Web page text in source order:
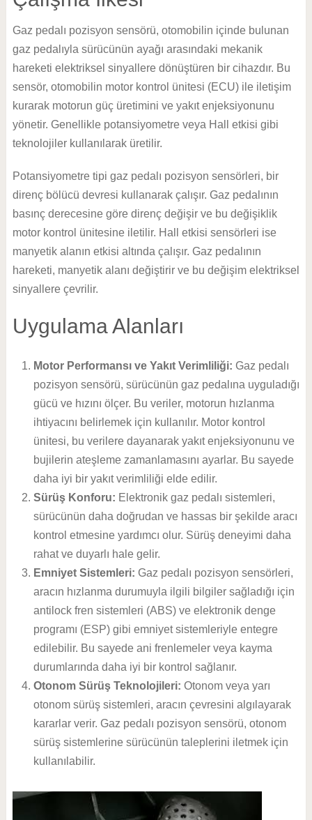
Gaz pedalı pozisyon sensörü, otomobilin içinde bulunan
gaz pedalıyla sürücünün ayağı arasındaki mekanik
hareketi elektriksel sinyallere dönüştüren bir cihazdır. Bu
sensör, otomobilin motor kontrol ünitesi (ECU) ile iletişim
kurarak motorun güç üretimini ve yakıt enjeksiyonunu
yönetir. Genellikle potansiyometre veya Hall etkisi gibi
teknolojiler kullanılarak üretilir.
Potansiyometre tipi gaz pedalı pozisyon sensörleri, bir
direnç bölücü devresi kullanarak çalışır. Gaz pedalının
basınç derecesine göre direnç değişir ve bu değişiklik
motor kontrol ünitesine iletilir. Hall etkisi sensörleri ise
manyetik alanın etkisi altında çalışır. Gaz pedalının
hareketi, manyetik alanı değiştirir ve bu değişim elektriksel
sinyallere çevrilir.
Uygulama Alanları
Motor Performansı ve Yakıt Verimliliği: Gaz pedalı
pozisyon sensörü, sürücünün gaz pedalına uyguladığı
gücü ve hızını ölçer. Bu veriler, motorun hızlanma
ihtiyacını belirlemek için kullanılır. Motor kontrol
ünitesi, bu verilere dayanarak yakıt enjeksiyonunu ve
bujilerin ateşleme zamanlamasını ayarlar. Bu sayede
daha iyi bir yakıt verimliliği elde edilir.
Sürüş Konforu: Elektronik gaz pedalı sistemleri,
sürücünün daha doğrudan ve hassas bir şekilde aracı
kontrol etmesine yardımcı olur. Sürüş deneyimi daha
rahat ve duyarlı hale gelir.
Emniyet Sistemleri: Gaz pedalı pozisyon sensörleri,
aracın hızlanma durumuyla ilgili bilgiler sağladığı için
antilock fren sistemleri (ABS) ve elektronik denge
programı (ESP) gibi emniyet sistemleriyle entegre
edilebilir. Bu sayede ani frenlemeler veya kayma
durumlarında daha iyi bir kontrol sağlanır.
Otonom Sürüş Teknolojileri: Otonom veya yarı
otonom sürüş sistemleri, aracın çevresini algılayarak
kararlar verir. Gaz pedalı pozisyon sensörü, otonom
sürüş sistemlerine sürücünün taleplerini iletmek için
kullanılabilir.